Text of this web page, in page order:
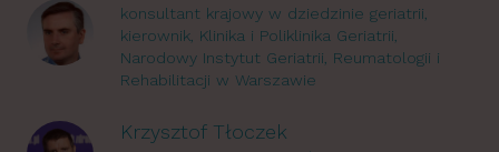
konsultant krajowy w dziedzinie geriatrii,
kierownik, Klinika i Poliklinika Geriatrii,
Narodowy Instytut Geriatrii, Reumatologii i
Rehabilitacji w Warszawie
Krzysztof Tłoczek